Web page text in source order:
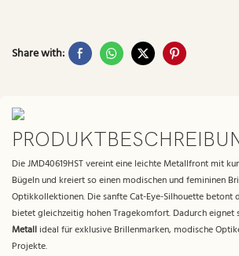
Share with:
Die JMD40619HST vereint eine leichte Metallfront mit
Bügeln und kreiert so einen modischen und femininen
Optikkollektionen. Die sanfte Cat-Eye-Silhouette betont
bietet gleichzeitig hohen Tragekomfort. Dadurch eignet
Metall ideal für exklusive Brillenmarken, modische
Projekte.